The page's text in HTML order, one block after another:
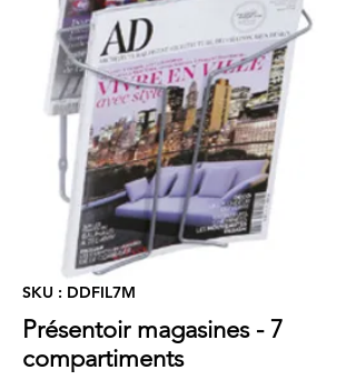
SKU : DDFIL7M
Présentoir magasines - 7
compartiments